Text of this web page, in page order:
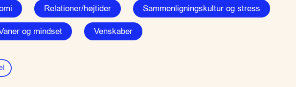
Relationer/højtider Sammenligningskultur og stress
og mindset Venskaber